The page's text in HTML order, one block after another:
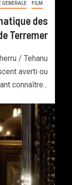
GENERALE FILM
des
Terremer
/ Tehanu
averti ou
connaître...